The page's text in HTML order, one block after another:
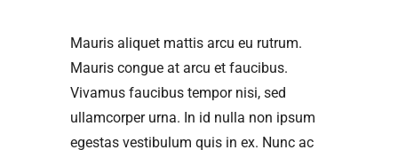
Mauris aliquet mattis arcu eu rutrum.
Mauris congue at arcu et faucibus.
Vivamus faucibus tempor nisi, sed
ullamcorper urna. In id nulla non ipsum
egestas vestibulum quis in ex. Nunc ac